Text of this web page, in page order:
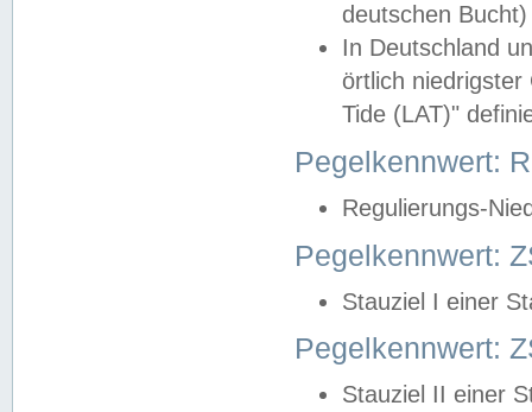
deutschen
In Deutschland
örtlich
Tide (LAT)"
Pegelkennwert:
Regulierungs-
Pegelkennwert:
Stauziel I einer
Pegelkennwert:
Stauziel II einer